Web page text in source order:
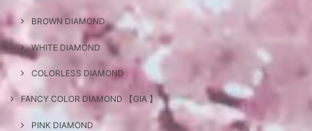
BROWN DIAMOND
WHITE DIAMOND
COLORLESS DIAMOND
FANCY COLOR DIAMOND 【GIA 】
PINK DIAMOND